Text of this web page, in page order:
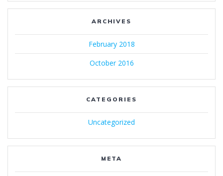
ARCHIVES
February 2018
October 2016
CATEGORIES
Uncategorized
META